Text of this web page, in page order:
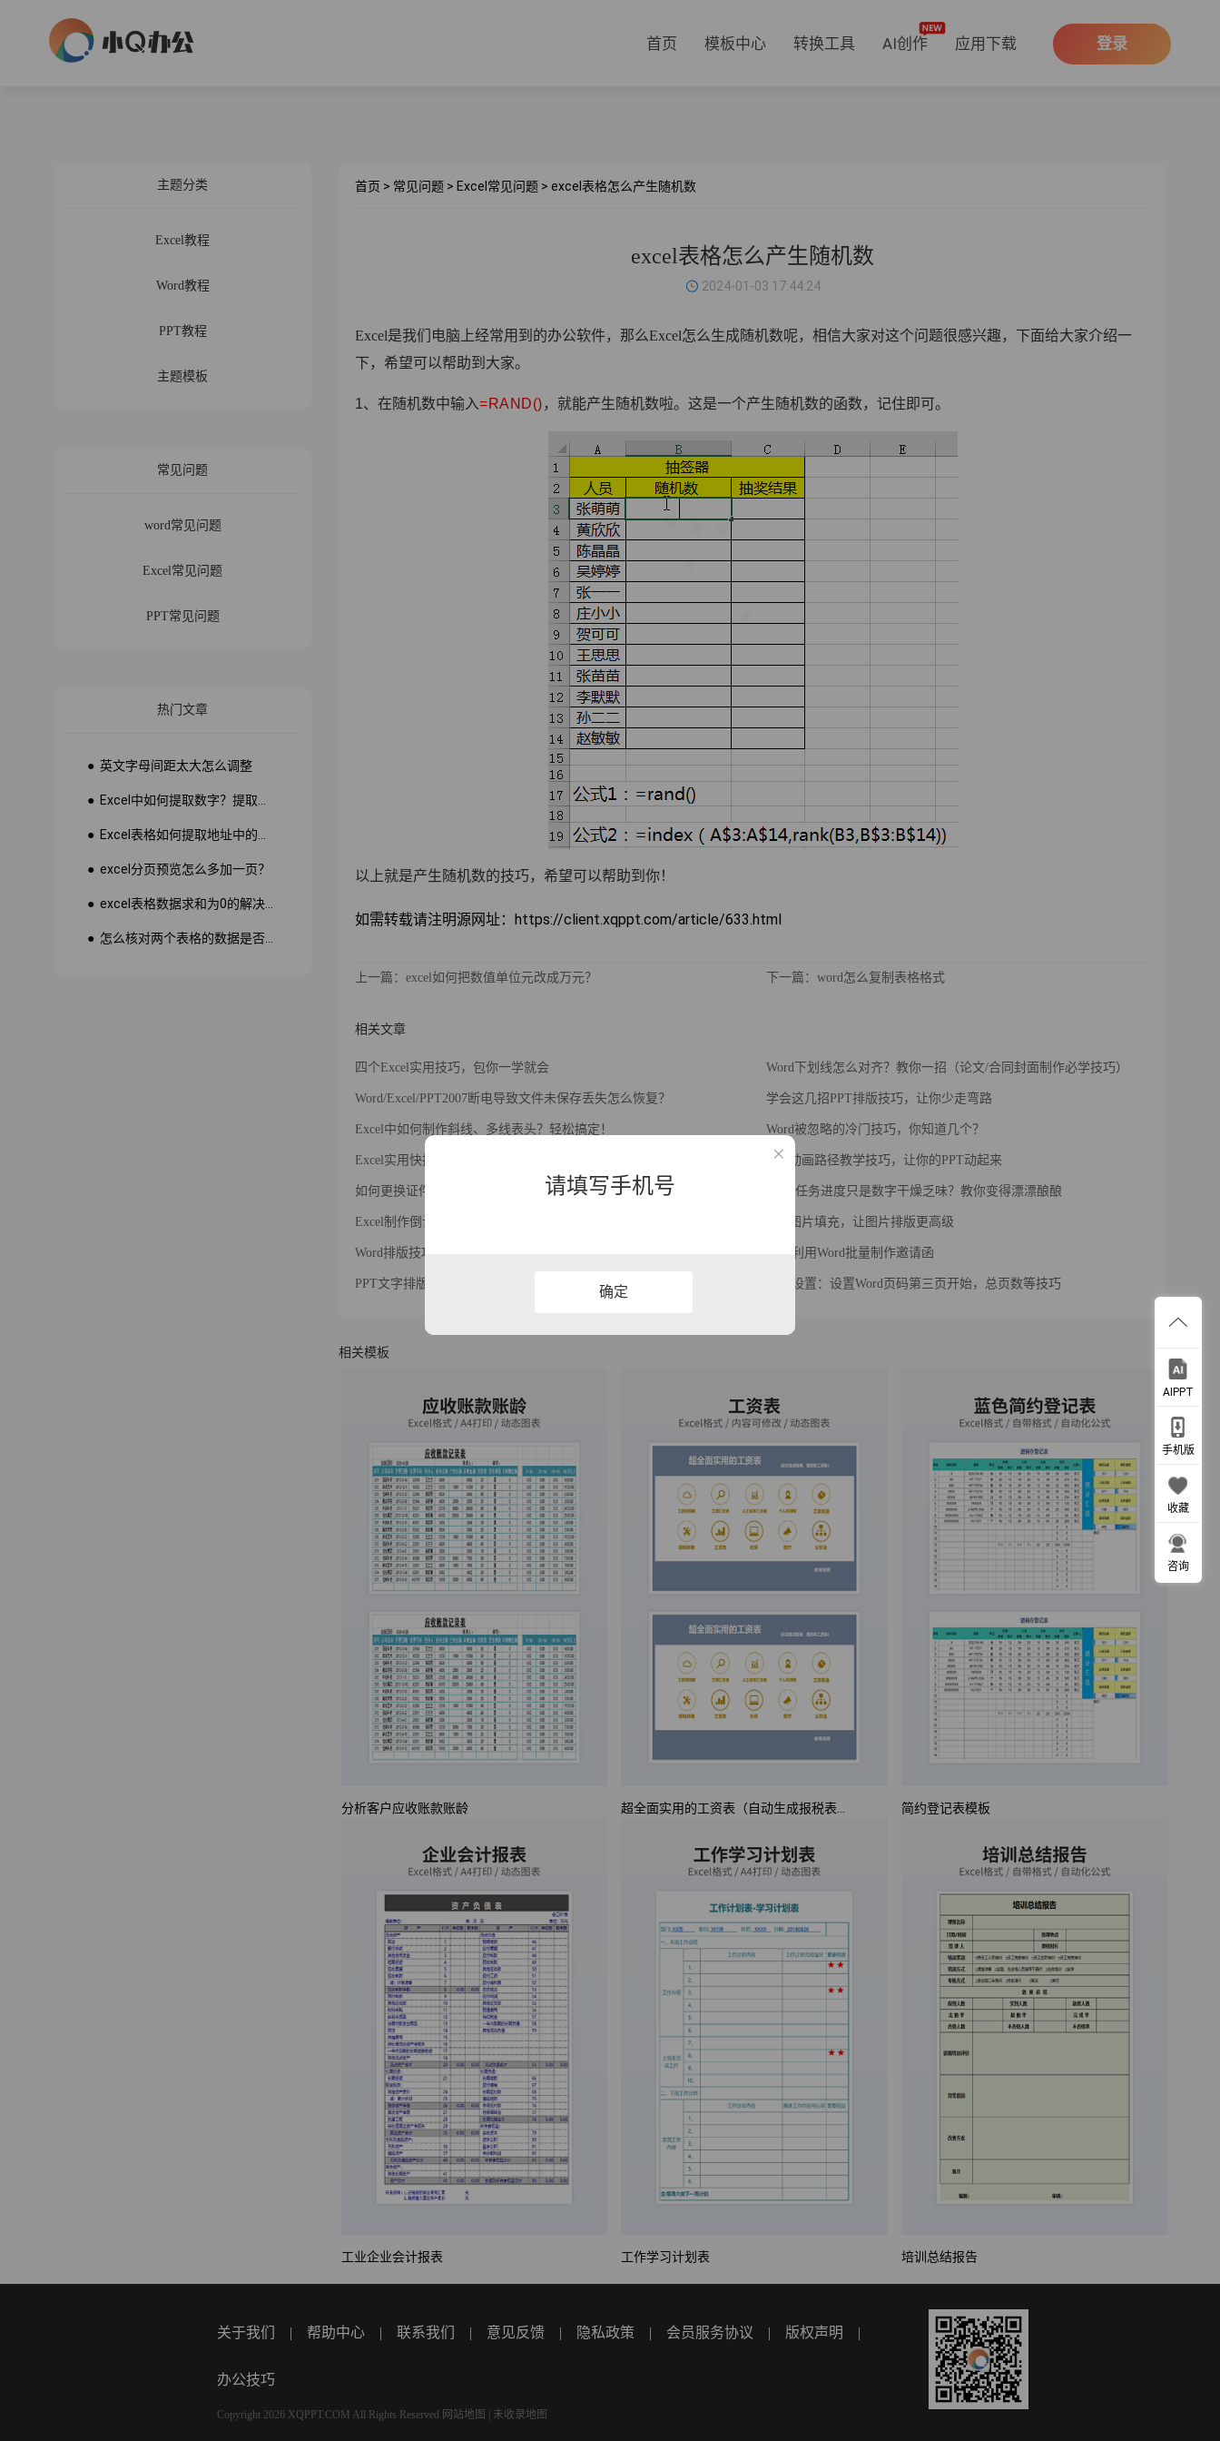
首页 模板中心 转换工具 AI创作 应用下载 登录
主题分类
Excel教程
Word教程
PPT教程
主题模板
常见问题
word常见问题
Excel常见问题
PPT常见问题
热门文章
● 英文字母间距太大怎么调整
● excel分页预览怎么多加一页？
首页 > 常见问题 > Excel常见问题 > excel表格怎么产生随机数
excel表格怎么产生随机数
2024-01-03 17:44:24
Excel是我们电脑上经常用到的办公软件，那么Excel怎么生成随机数呢，相信大家对这个问题很感兴趣，下面给大家介绍一
下，希望可以帮助到大家。
1、在随机数中输入=RAND() ，就能产生随机数啦。这是一个产生随机数的函数，记住即可。
以上就是产生随机数的技巧，希望可以帮助到你！
如需转载请注明源网址：https://client.xqppt.com/article/633.html
上一篇：excel如何把数值单位元改成万元？ 下一篇：word怎么复制表格格式
相关文章
四个Excel实用技巧，包你一学就会
Word/Excel/PPT2007断电导致文件未保存丢失怎么恢复？
Excel中如何制作斜线、多线表头？轻松搞定！
Excel实用快捷键大全，值得一看
如何更换证件照背景？用Word巧换背景色
Excel制作倒计时、抽签器你见过没？
Word排版技巧，文档瞬间高大上
PPT文字排版技巧，告别纯文字
Word下划线怎么对齐？教你一招（论文/合同封面制作必学技巧）
学会这几招PPT排版技巧，让你少走弯路
Word被忽略的冷门技巧，你知道几个？
PPT动画路径教学技巧，让你的PPT动起来
Excel任务进度只是数字干燥乏味？教你变得漂漂酿酿
PPT图片填充，让图片排版更高级
如何利用Word批量制作邀请函
页码设置：设置Word页码第三页开始，总页数等技巧
相关模板
分析客户应收账款账龄 简约登记表模板
工业企业会计报表 工作学习计划表 培训总结报告
AIPPT
手机版
收藏
咨询
关于我们 | 帮助中心 | 联系我们 | 意见反馈 | 隐私政策 | 会员服务协议 | 版权声明 |
办公技巧
Copyright 2026 XQPPT.COM All Rights Reserved 网站地图 未收录地图
请填写手机号
确定